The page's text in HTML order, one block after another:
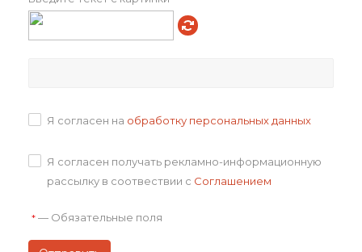
Набор шампуров в чехле
Bower, ver. 2
Бокал для вина
небьющийся Sate
Я согласен на обработку персональных данных
Я согласен получать рекламно-информационную
рассылку в соотвествии с Соглашением
* — Обязательные поля